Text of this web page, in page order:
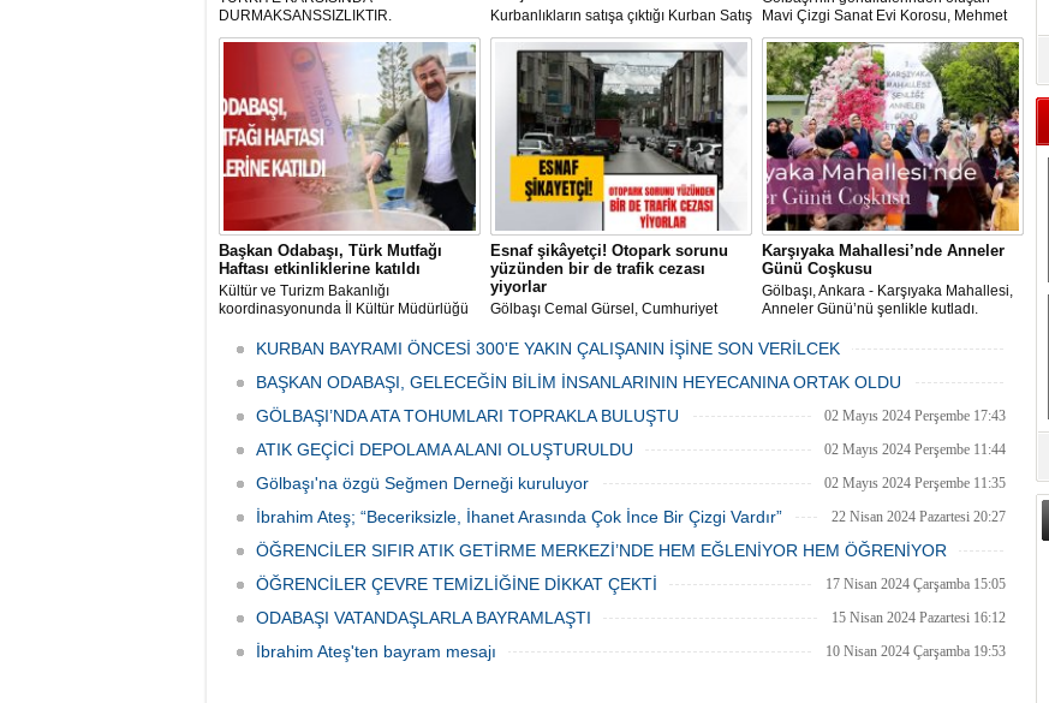
DURMAKSANSSIZLIKTIR.
Kurbanlıkların satışa çıktığı Kurban Satış
ve Kesim Merkezi, haşere ve
mikropların önüne geçilmesi amacıyla
her gün Gölbaşı Belediyesi ekipleri
tarafından düzenli olarak ilaçlanıyor.
Mavi Çizgi Sanat Evi Korosu, Mehmet
Akif Ersoy Kültür Merkezi’nde vereceği
konsere hızır.
Başkan Odabaşı, Türk Mutfağı
Haftası etkinliklerine katıldı
Kültür ve Turizm Bakanlığı
koordinasyonunda İl Kültür Müdürlüğü
Haftası" etkinlikleri Ankara'da devam
Esnaf şikâyetçi! Otopark sorunu
yüzünden bir de trafik cezası
yiyorlar
Gölbaşı Cemal Gürsel, Cumhuriyet
bulunan esnaf ve alışverişe gelen
vatandaşlar park cezaları yüzünden
canından bezdi.
Karşıyaka Mahallesi’nde Anneler
Günü Coşkusu
Gölbaşı, Ankara - Karşıyaka Mahallesi,
Anneler Günü’nü şenlikle kutladı.
öncülüğünde düzenlenen 1. Karşıyaka
KURBAN BAYRAMI ÖNCESİ 300'E YAKIN ÇALIŞANIN İŞİNE SON VERİLCEK
06 Mayıs 2024 Pazartesi 15:47
BAŞKAN ODABAŞI, GELECEĞİN BİLİM İNSANLARININ HEYECANINA ORTAK OLDU
06 Mayıs 2024 Pazartesi 15:31
GÖLBAŞI’NDA ATA TOHUMLARI TOPRAKLA BULUŞTU 02 Mayıs 2024 Perşembe 17:43
ATIK GEÇİCİ DEPOLAMA ALANI OLUŞTURULDU 02 Mayıs 2024 Perşembe 11:44
Gölbaşı'na özgü Seğmen Derneği kuruluyor 02 Mayıs 2024 Perşembe 11:35
İbrahim Ateş; “Beceriksizle, İhanet Arasında Çok İnce Bir Çizgi Vardır” 22 Nisan 2024 Pazartesi 20:27
ÖĞRENCİLER SIFIR ATIK GETİRME MERKEZİ’NDE HEM EĞLENİYOR HEM ÖĞRENİYOR
20 Nisan 2024 Cumartesi 15:26
ÖĞRENCİLER ÇEVRE TEMİZLİĞİNE DİKKAT ÇEKTİ 17 Nisan 2024 Çarşamba 15:05
ODABAŞI VATANDAŞLARLA BAYRAMLAŞTI 15 Nisan 2024 Pazartesi 16:12
İbrahim Ateş'ten bayram mesajı 10 Nisan 2024 Çarşamba 19:53